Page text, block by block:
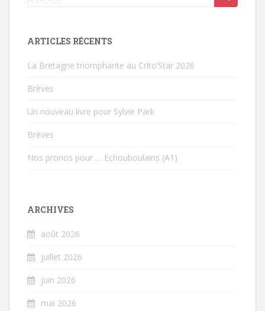
ARTICLES RÉCENTS
La Bretagne triomphante au Crito’Star 2026
Brèves
Un nouveau livre pour Sylvie Park
Brèves
Nos pronos pour … Echouboulains (A1)
ARCHIVES
août 2026
juillet 2026
juin 2026
mai 2026